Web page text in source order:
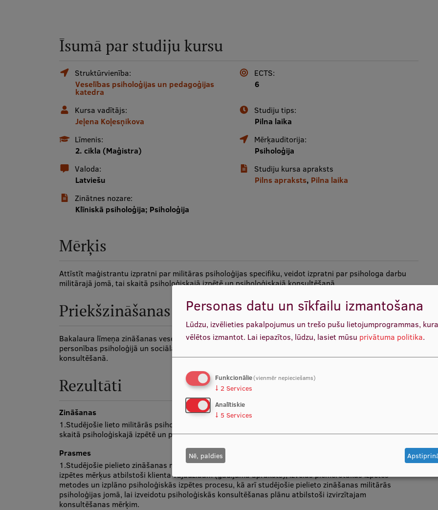
Īsumā par studiju kursu
Struktūrvienība:
Veselības psiholoģijas un pedagoģijas
katedra
ECTS:
6
Kursa vadītājs:
Jeļena Koļesņikova
Studiju tips:
Pilna laika
Līmenis:
2. cikla (Maģistra)
Mērķauditorija:
Psiholoģija
Valoda:
Latviešu
Studiju kursa apraksts
Pilns apraksts, Pilna laika
Zinātnes nozare:
Klīniskā psiholoģija; Psiholoģija
Mērķis
Attīstīt maģistrantu izpratni par militāras psiholoģijas specifiku, veidot izpratni par psihologa darbu
militārajā jomā, tai skaitā psiholoģiskajā izpētē un psiholoģiskajā konsultēšanā.
Priekšzināšanas
Bakalaura līmeņa zināšanas veselības psiholoģijā, klīniskajā psiholoģijā, vispārīgajā psiholoģijā,
personības psiholoģijā un sociālajā psiholoģijā, ka arī psiholoģiskajā izpētē un psiholoģiskajā
konsultēšanā.
Rezultāti
Zināšanas
1.Studējošie lieto militārās psiholoģijas terminoloģiju, raksturo psihologa darbu militārajā jomā, tai
skaitā psiholoģiskajā izpētē un psiholoģiskajā konsultēšanā.
Prasmes
1.Studējošie pielieto zināšanas militārās psiholoģijas jomā, lai izvirzītu sasniedzamus psiholoģiskās
izpētes mērķus atbilstoši klienta vajadzībām (gadījuma apraksts), izvēlas piemērotākās izpētes
metodes un izplāno psiholoģiskās izpētes procesu, kā arī studējošie pielieto zināšanas militārās
psiholoģijas jomā, lai izveidotu psiholoģiskās konsultēšanas plānu atbilstoši izvirzītajam
konsultēšanas mērķim.
Personas datu un sīkfailu izmantošana
Lūdzu, izvēlieties pakalpojumus un trešo pušu lietojumprogrammas,
vēlētos izmantot. Lai iepazītos, lūdzu, lasiet mūsu privātuma politika.
Funkcionālie(vienmēr nepieciešams)
↓ 2 Services
Analītiskie
↓ 5 Services
Nē, paldies